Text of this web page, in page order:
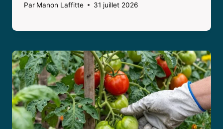
Par Manon Laffitte 31 juillet 2026